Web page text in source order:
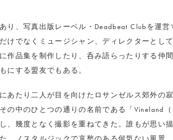
り、写真出版レーベル・Deadbeat Clubを運
けでなくミュージシャン、ディレクターとし
作品集を制作したり、呑み語らったりする仲
にする盟友でもある。
あたり二人が目を向けたロサンゼルス郊外の
の中のひとつの通りの名前である「Vineland
、幾度となく撮影を重ねてきた。誰もが思い